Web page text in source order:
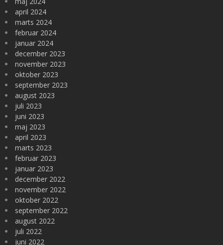
april 2024
marts 2024
februar 2024
januar 2024
december 2023
november 2023
oktober 2023
september 2023
august 2023
juli 2023
juni 2023
maj 2023
april 2023
marts 2023
februar 2023
januar 2023
december 2022
november 2022
oktober 2022
september 2022
august 2022
juli 2022
juni 2022